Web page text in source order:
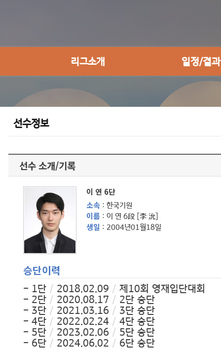
리그소개 일정/결과
선수정보
선수 소개/기록
이 연 6단
소속: 한국기원
이름 : 이 연 6段 [李 沇]
생일 : 2004년01월18일
승단이력
- 1단 / 2018.02.09 / 제10회 영재입단대회
- 2단 / 2020.08.17 / 2단 승단
- 3단 / 2021.03.16 / 3단 승단
- 4단 / 2022.02.24/ 4단 승단
- 5단 / 2023.02.06 / 5단 승단
- 6단 / 2024.06.02 / 6단 승단